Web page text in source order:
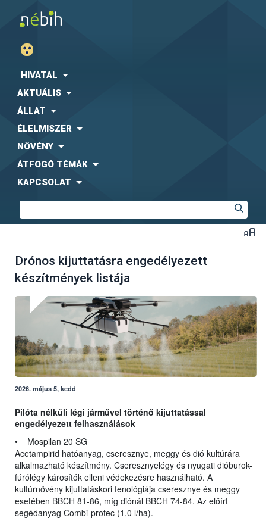
HIVATAL
AKTUÁLIS
ÁLLAT
ÉLELMISZER
NÖVÉNY
ÁTFOGÓ TÉMÁK
KAPCSOLAT
Drónos kijuttatásra engedélyezett
készítmények listája
2026. május 5, kedd
Pilóta nélküli légi járművel történő kijuttatással
engedélyezett felhasználások
• Mospilan 20 SG
Acetampirid hatóanyag, cseresznye, meggy és dió kultúrára
alkalmazható készítmény. Cseresznyelégy és nyugati dióburok-
fúrólégy károsítók elleni védekezésre használható. A
kultúrnövény kijuttatáskori fenológiája cseresznye és meggy
esetében BBCH 81-86, míg diónál BBCH 74-84. Az előírt
segédanyag Combi-protec (1,0 l/ha).